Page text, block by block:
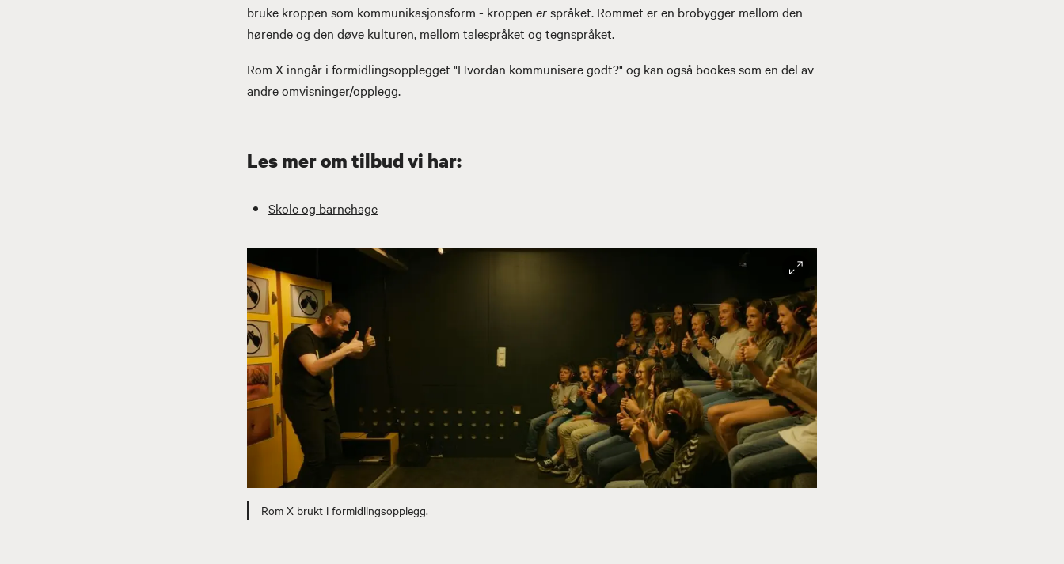
bruke kroppen som kommunikasjonsform - kroppen erspråket. Rommet er en brobygger mellom den
hørende og den døve kulturen, mellom talespråket og tegnspråket.
Rom X inngår i formidlingsopplegget "Hvordan kommunisere godt?" og kan også bookes som en del av
andre omvisninger/opplegg.
Les mer om tilbud vi har:
Skole og barnehage
Rom X brukt i formidlingsopplegg.